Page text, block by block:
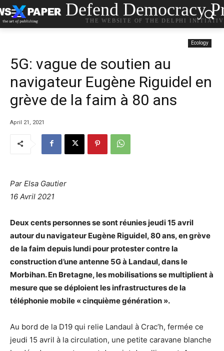
Defend Democracy
THE WEBSITE OF THE DELPHI
Ecology
5G: vague de soutien au
navigateur Eugène Riguidel en
grève de la faim à 80 ans
April 21, 2021
Par Elsa Gautier
16 Avril 2021
Deux cents personnes se sont réunies jeudi 15 avril
autour du navigateur Eugène Riguidel, 80 ans, en grève
de la faim depuis lundi pour protester contre la
construction d’une antenne 5G à Landaul, dans le
Morbihan. En Bretagne, les mobilisations se multiplient à
mesure que se déploient les infrastructures de la
téléphonie mobile «cinquième génération ».
Au bord de la D19 qui relie Landaul à Crac’h, fermée ce
jeudi 15 avril à la circulation, une petite caravane blanche